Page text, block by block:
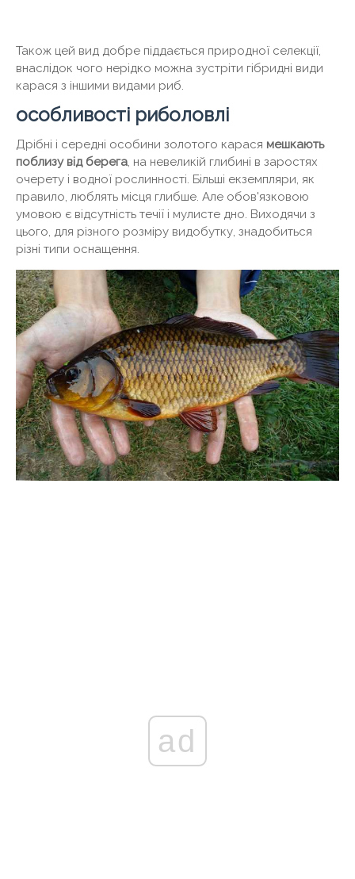
Також цей вид добре піддається природної селекції,
внаслідок чого нерідко можна зустріти гібридні види
карася з іншими видами риб.
особливості риболовлі
Дрібні і середні особини золотого карася мешкають
поблизу від берега, на невеликій глибині в заростях
очерету і водної рослинності. Більші екземпляри, як
правило, люблять місця глибше. Але обов'язковою
умовою є відсутність течії і мулисте дно. Виходячи з
цього, для різного розміру видобутку, знадобиться
різні типи оснащення.
ad